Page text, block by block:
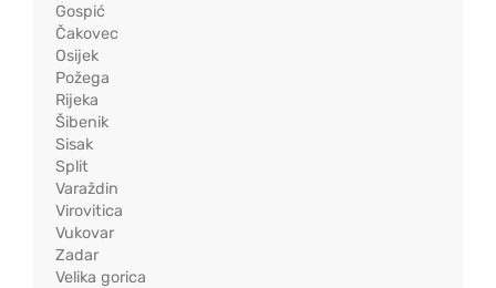
Gospić
Čakovec
Osijek
Požega
Rijeka
Šibenik
Sisak
Split
Varaždin
Virovitica
Vukovar
Zadar
Velika gorica